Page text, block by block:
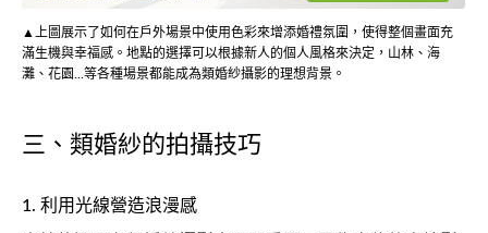
▲上圖展示了如何在戶外場景中使用色彩來增添婚禮氛圍，使得整個畫面充
滿生機與幸福感。地點的選擇可以根據新人的個人風格來決定，山林、海
灘、花園...等各種場景都能成為類婚紗攝影的理想背景。
三、類婚紗的拍攝技巧
1. 利用光線營造浪漫感